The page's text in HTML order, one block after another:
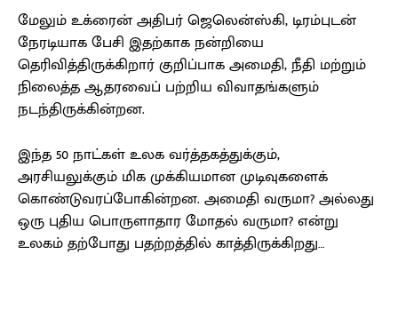
மேலும் உக்ரைன் அதிபர் ஜெலென்ஸ்கி, டிரம்புடன்
நேரடியாக பேசி இதற்காக நன்றியை
தெரிவித்திருக்கிறார் குறிப்பாக அமைதி, நீதி மற்றும்
நிலைத்த ஆதரவைப் பற்றிய விவாதங்களும்
நடந்திருக்கின்றன.
இந்த 50 நாட்கள் உலக வர்த்தகத்துக்கும்,
அரசியலுக்கும் மிக முக்கியமான முடிவுகளைக்
கொண்டுவரப்போகின்றன. அமைதி வருமா? அல்லது
ஒரு புதிய பொருளாதார மோதல் வருமா? என்று
உலகம் தற்போது பதற்றத்தில் காத்திருக்கிறது…